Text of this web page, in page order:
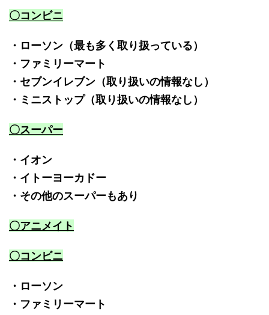
〇コンビニ
・ローソン（最も多く取り扱っている）
・ファミリーマート
・セブンイレブン（取り扱いの情報なし）
・ミニストップ（取り扱いの情報なし）
〇スーパー
・イオン
・イトーヨーカドー
・その他のスーパーもあり
〇アニメイト
〇コンビニ
・ローソン
・ファミリーマート